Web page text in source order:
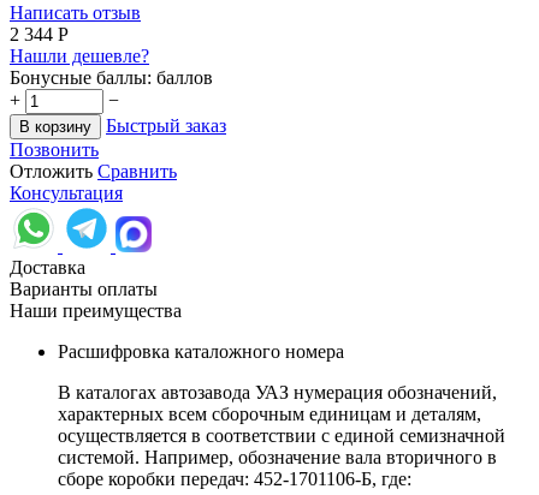
Написать отзыв
2 344 Р
Нашли дешевле?
Бонусные баллы: баллов
+
−
В корзину
Быстрый заказ
Позвонить
Отложить Сравнить
Консультация
Доставка
Варианты оплаты
Наши преимущества
Расшифровка каталожного номера
В каталогах автозавода УАЗ нумерация обозначений,
характерных всем сборочным единицам и деталям,
осуществляется в соответствии с единой семизначной
системой. Например, обозначение вала вторичного в
сборе коробки передач: 452-1701106-Б, где: